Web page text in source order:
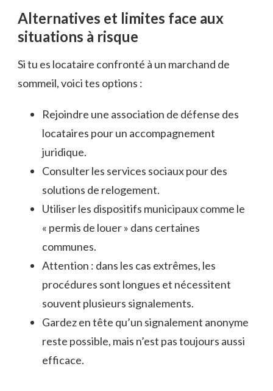
Alternatives et limites face aux
situations à risque
Si tu es locataire confronté à un marchand de
sommeil, voici tes options :
Rejoindre une association de défense des
locataires pour un accompagnement
juridique.
Consulter les services sociaux pour des
solutions de relogement.
Utiliser les dispositifs municipaux comme le
« permis de louer » dans certaines
communes.
Attention : dans les cas extrêmes, les
procédures sont longues et nécessitent
souvent plusieurs signalements.
Gardez en tête qu’un signalement anonyme
reste possible, mais n’est pas toujours aussi
efficace.